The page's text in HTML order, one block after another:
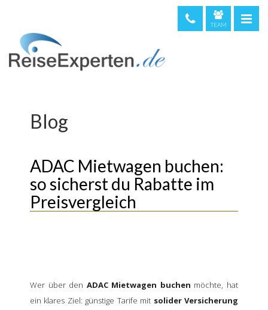
TEAM
Blog
ADAC Mietwagen buchen:
so sicherst du Rabatte im
Preisvergleich
Wer über den ADAC Mietwagen buchen möchte, hat
ein klares Ziel: günstige Tarife mit solider Versicherung